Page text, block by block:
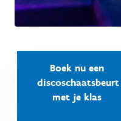
Boek nu een
discoschaatsbeurt
met je klas